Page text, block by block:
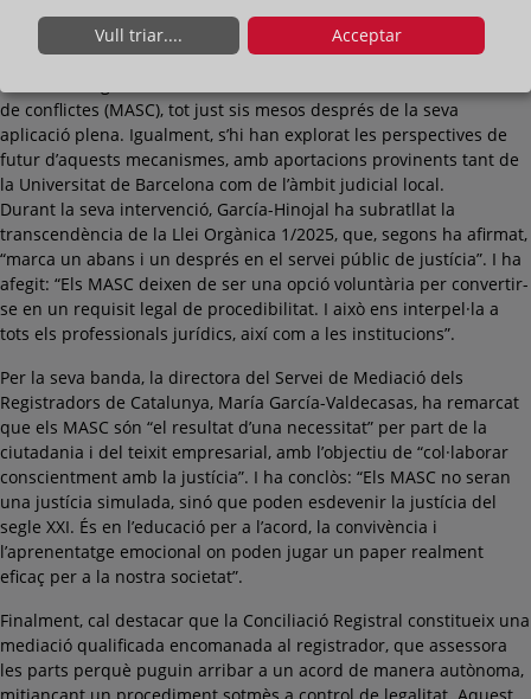
i professionals del món jurídic i registral, la Jornada ha ofert una
anàlisi dels efectes pràctics i jurídics derivats de l’entrada en vigor
de la nova legislació sobre mecanismes alternatius de resolució
de conflictes (MASC), tot just sis mesos després de la seva
aplicació plena. Igualment, s’hi han explorat les perspectives de
futur d’aquests mecanismes, amb aportacions provinents tant de
la Universitat de Barcelona com de l’àmbit judicial local.
Durant la seva intervenció, García-Hinojal ha subratllat la
transcendència de la Llei Orgànica 1/2025, que, segons ha afirmat,
“marca un abans i un després en el servei públic de justícia”. I ha
afegit: “Els MASC deixen de ser una opció voluntària per convertir-
se en un requisit legal de procedibilitat. I això ens interpel·la a
tots els professionals jurídics, així com a les institucions”.
Per la seva banda, la directora del Servei de Mediació dels
Registradors de Catalunya, María García-Valdecasas, ha remarcat
que els MASC són “el resultat d’una necessitat” per part de la
ciutadania i del teixit empresarial, amb l’objectiu de “col·laborar
conscientment amb la justícia”. I ha conclòs: “Els MASC no seran
una justícia simulada, sinó que poden esdevenir la justícia del
segle XXI. És en l’educació per a l’acord, la convivència i
l’aprenentatge emocional on poden jugar un paper realment
eficaç per a la nostra societat”.
Finalment, cal destacar que la Conciliació Registral constitueix una
mediació qualificada encomanada al registrador, que assessora
les parts perquè puguin arribar a un acord de manera autònoma,
Vull triar.... Acceptar